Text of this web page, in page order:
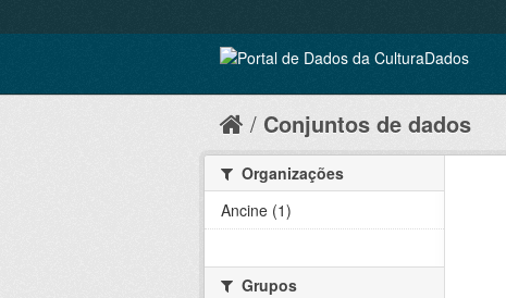
Conjuntos de dados
Organizações
Ancine (1)
Grupos